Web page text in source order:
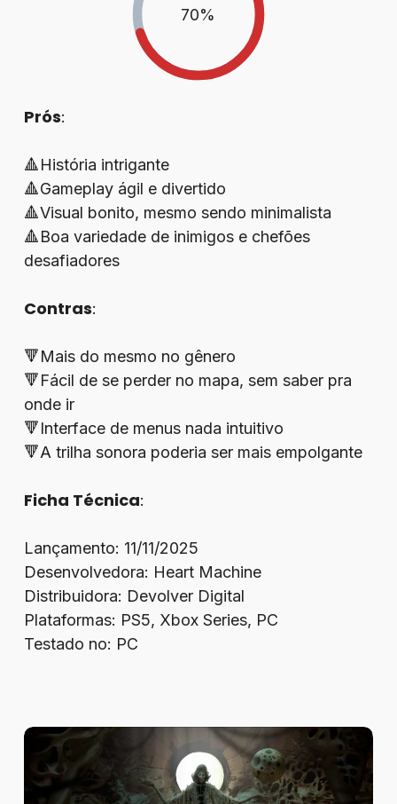
70%
Prós:
🔺História intrigante
🔺Gameplay ágil e divertido
🔺Visual bonito, mesmo sendo minimalista
🔺Boa variedade de inimigos e chefões
desafiadores
Contras:
🔻Mais do mesmo no gênero
🔻Fácil de se perder no mapa, sem saber pra
onde ir
🔻Interface de menus nada intuitivo
🔻A trilha sonora poderia ser mais empolgante
Ficha Técnica:
Lançamento: 11/11/2025
Desenvolvedora: Heart Machine
Distribuidora: Devolver Digital
Plataformas: PS5, Xbox Series, PC
Testado no: PC
Review
Tormentum